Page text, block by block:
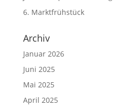
6. Marktfrühstück
Archiv
Januar 2026
Juni 2025
Mai 2025
April 2025